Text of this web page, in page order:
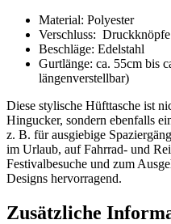
Material: Polyester
Verschluss:
Beschläge: Edelstahl
Gurtlänge: ca. 55cm bis
längenverstellbar)
Diese stylische Hüfttasche ist
Hingucker, sondern ebenfalls
z. B. für ausgiebige
im Urlaub, auf Fahrrad- und
Festivalbesuche und zum
Designs hervorragend.
Zusätzliche